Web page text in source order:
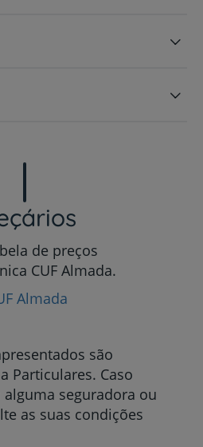
de preços
CUF Almada.
Almada
são
Particulares. Caso
seguradora ou
as suas condições